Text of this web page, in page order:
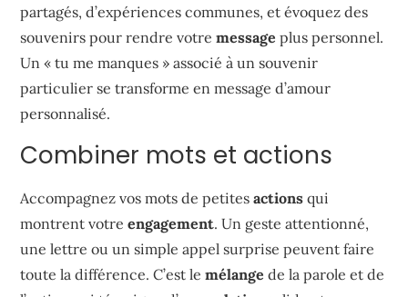
partagés, d’expériences communes, et évoquez des
souvenirs pour rendre votremessage plus personnel.
Un « tu me manques » associé à un souvenir
particulier se transforme en message d’amour
personnalisé.
Combiner mots et actions
Accompagnez vos mots de petitesactions qui
montrent votreengagement. Un geste attentionné,
une lettre ou un simple appel surprise peuvent faire
toute la différence. C’est lemélange de la parole et de